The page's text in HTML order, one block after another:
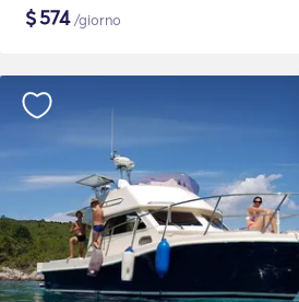
$574/giorno